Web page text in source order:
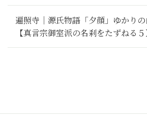
遍照寺｜源氏物語「夕顔」ゆかり
【真言宗御室派の名刹をたずねる５